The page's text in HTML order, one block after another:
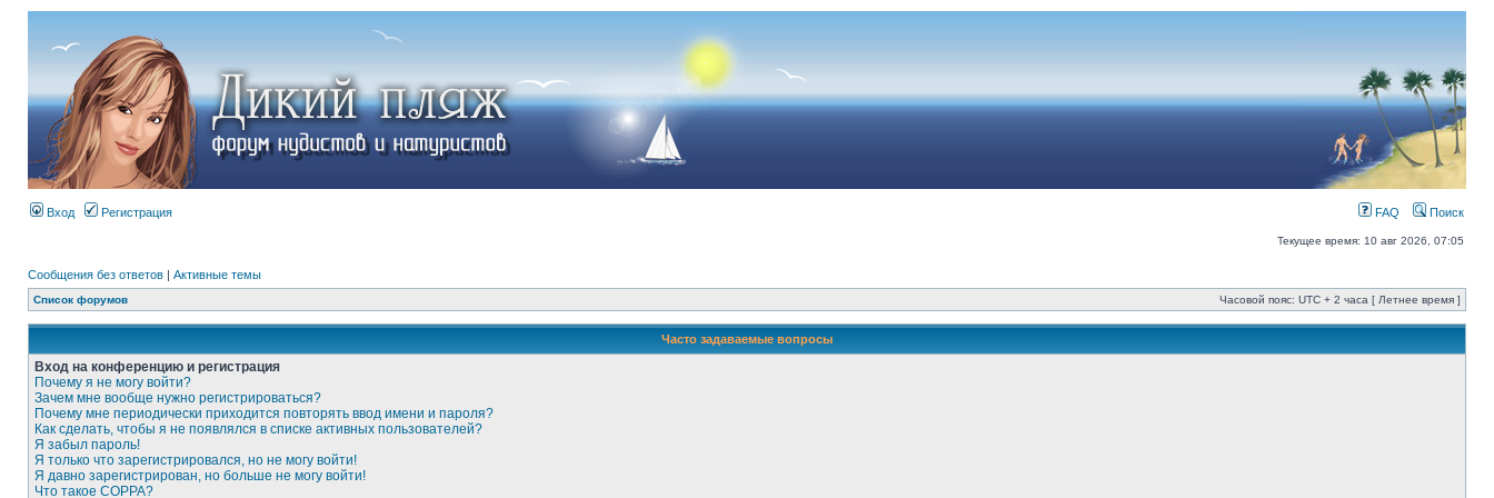
Вход Регистрация FAQ Поиск
Текущее время: 10 авг 2026, 07:05
Сообщения без ответов | Активные темы
Список форумов Часовой пояс: UTC + 2 часа [ Летнее время ]
Часто задаваемые вопросы
Вход на конференцию и регистрация
Почему я не могу войти?
Зачем мне вообще нужно регистрироваться?
Почему мне периодически приходится повторять ввод имени и пароля?
Как сделать, чтобы я не появлялся в списке активных пользователей?
Я забыл пароль!
Я только что зарегистрировался, но не могу войти!
Я давно зарегистрирован, но больше не могу войти!
Что такое COPPA?